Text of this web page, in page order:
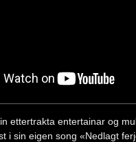
ettertrakta entertainar og
i sin eigen song «Nedlagt